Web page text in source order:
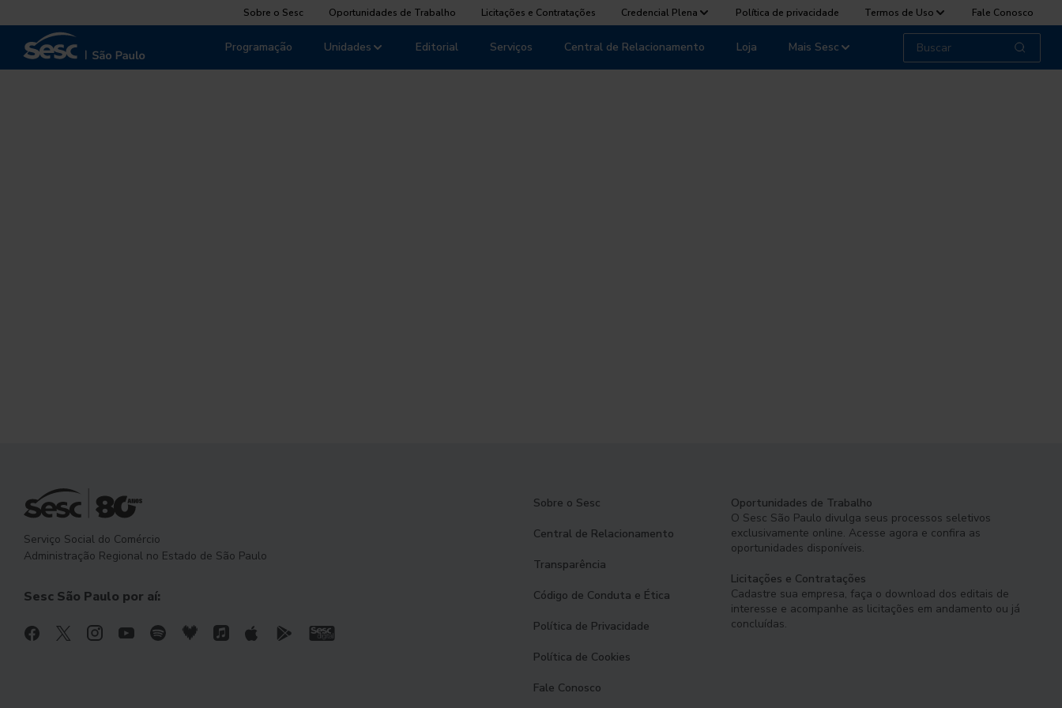
Sobre o Sesc Oportunidades de Trabalho Licitações e Contratações Credencial Plena Política de privacidade Termos de Uso Fale Conosco
Unidades
Programação Editorial Serviços Central de Relacionamento Loja Mais Sesc
Serviço Social do Comércio
Administração Regional no Estado de São Paulo
Sesc São Paulo por aí:
Sobre o Sesc
Central de Relacionamento
Transparência
Código de Conduta e Ética
Política de Privacidade
Política de Cookies
Fale Conosco
Oportunidades de Trabalho
O Sesc São Paulo divulga seus processos seletivos
exclusivamente online. Acesse agora e confira as
oportunidades disponíveis.
Licitações e Contratações
Cadastre sua empresa, faça o download dos editais de
interesse e acompanhe as licitações em andamento ou já
concluídas.